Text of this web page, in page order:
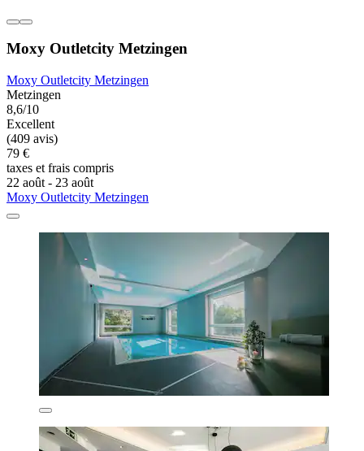
Moxy Outletcity Metzingen
Moxy Outletcity Metzingen
Metzingen
8,6/10
Excellent
(409 avis)
79 €
taxes et frais compris
22 août - 23 août
Moxy Outletcity Metzingen